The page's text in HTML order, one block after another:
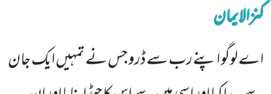
کنزالایمان
اے لوگو اپنے رب سے ڈرو جس نے تمہیں ایک جان